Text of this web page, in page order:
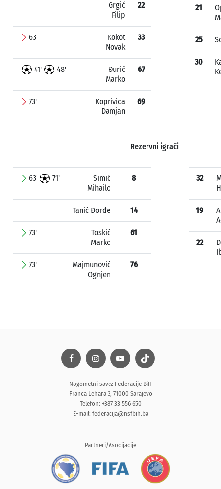
Grgić
Filip
22
63'
Kokot
Novak
33
41' 48'
Đurić
Marko
67
73'
Koprivica
Damjan
69
21
25
30
Rezervni igrači
63' 71'
Simić
Mihailo
8
Tanić Đorđe 14
73'
Toskić
Marko
61
73'
Majmunović
Ognjen
76
32
19
22
Nogometni savez Federacije BiH
Franca Lehara 3, 71000 Sarajevo
Telefon: +387 33 556 650
E-mail: federacija@nsfbih.ba
Partneri/Asocijacije